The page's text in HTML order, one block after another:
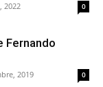
2022 0
Fernando
2019 0